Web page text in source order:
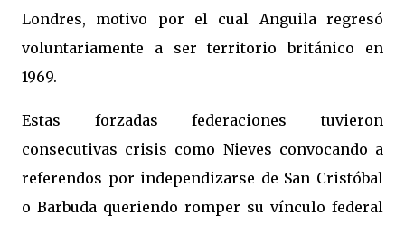
Londres, motivo por el cual Anguila regresó
voluntariamente a ser territorio británico en
1969.
Estas forzadas federaciones tuvieron
consecutivas crisis como Nieves convocando a
referendos por independizarse de San Cristóbal
o Barbuda queriendo romper su vínculo federal